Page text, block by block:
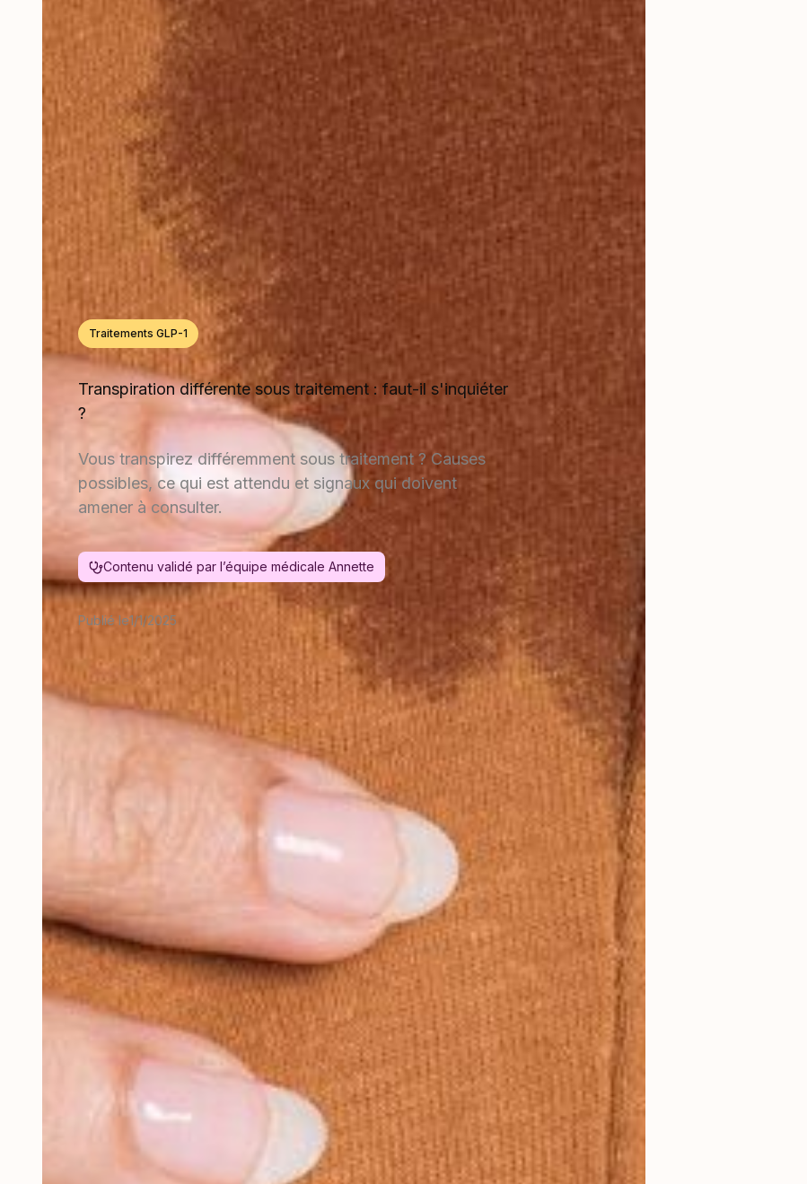
Traitements GLP-1
Transpiration différente sous traitement : faut-il s'inquiéter
?
Vous transpirez différemment sous traitement ? Causes
possibles, ce qui est attendu et signaux qui doivent
amener à consulter.
Contenu validé par l’équipe médicale Annette
Publié le1/1/2025